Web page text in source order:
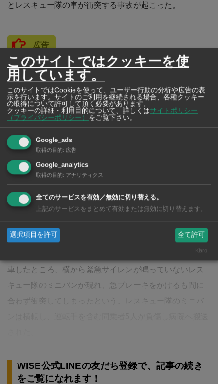
とレスキュー隊の車が衝突する事故が起こった。
広告
J-CLINIC
あらゆる方面から痛みの原因に迫り
根本治療を行う「J-CLINIC」
バスの運転手によると、信号が青になったためバスを発
車したところ、横から緊急サイレンが鳴っていないレス
キュー隊のミニバンが現れ、急ブレーキをかけるも間に
合わず衝突してしまったという。レスキュー隊のミニバ
WISE公式LINEの友だち登録で、記事の続き
をご覧になれます！
このサイトではクッキーを使
用しています。
このサイトではCookieを使って、ユーザー行動の分析や広告の表
示を行います。サイトのご利用を継続される場合、各種クッキー
の取得について許可して頂く必要があります。
クッキーの詳細・利用目的について、詳しくはサイトポリシー
（プライバシーポリシー）
をご覧下さい。
Google_ads
取得の目的: 広告
Google_analytics
取得の目的: アナリティクス
全てのサービスを有効／無効に切り替える。
上記のサービスをまとめて有効または無効に切り替えます。
選択項目を許可 全て許可
Klaro